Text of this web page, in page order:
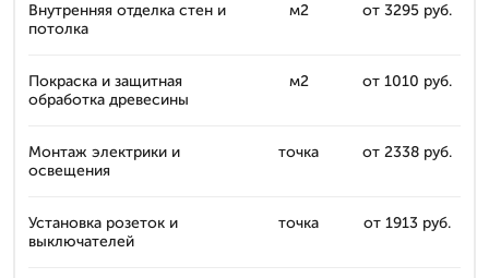
Внутренняя отделка стен и
потолка
м2 от 3295 руб.
Покраска и защитная
обработка древесины
м2 от 1010 руб.
Монтаж электрики и
освещения
точка от 2338 руб.
Установка розеток и
выключателей
точка от 1913 руб.